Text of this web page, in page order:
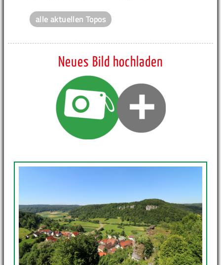
alle aktuellen Topos
Neues Bild hochladen